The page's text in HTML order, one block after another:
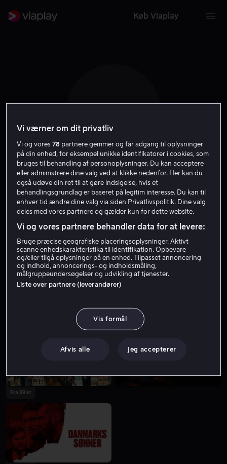
Køb Viaplay
Zaki Youssef
Skuespiller
Fra 49 kr
Fra 59 kr
Vi værner om dit privatliv
Vi og vores78 partnere gemmer og får adgang til oplysninger
på din enhed, for eksempel unikke identifikatorer i cookies, som
bruges til behandling af personoplysninger. Du kan acceptere
eller administrere dine valg ved at klikke nedenfor. Her kan du
også udøve din ret til at gøre indsigelse, hvis et
behandlingsgrundlag er baseret på legitim interesse. Du kan til
enhver tid ændre dine valg via siden Privatlivspolitik. Dine valg
deles med vores partnere og gælder kun for dette website.
Vi og vores partnere behandler data for at levere:
Bruge præcise geografiske placeringsoplysninger. Aktivt
scanne enhedskarakteristika til identifikation. Opbevare
og/eller tilgå oplysninger på en enhed. Tilpasset annoncering
og indhold, annoncerings- og indholdsmåling,
målgruppeundersøgelser og udvikling af tjenester.
Liste over partnere (leverandører)
Vis formål
Afvis alle Jeg accepterer